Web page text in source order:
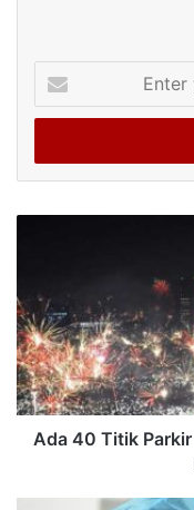
your
Email
Ada 40 Titik